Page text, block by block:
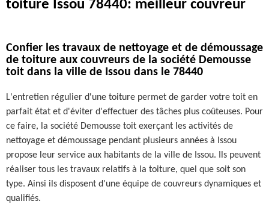
toiture Issou 78440: meilleur couvreur
Confier les travaux de nettoyage et de démoussage
de toiture aux couvreurs de la société Demousse
toit dans la ville de Issou dans le 78440
L'entretien régulier d'une toiture permet de garder votre toit en
parfait état et d'éviter d'effectuer des tâches plus coûteuses. Pour
ce faire, la société Demousse toit exerçant les activités de
nettoyage et démoussage pendant plusieurs années à Issou
propose leur service aux habitants de la ville de Issou. Ils peuvent
réaliser tous les travaux relatifs à la toiture, quel que soit son
type. Ainsi ils disposent d'une équipe de couvreurs dynamiques et
qualifiés.